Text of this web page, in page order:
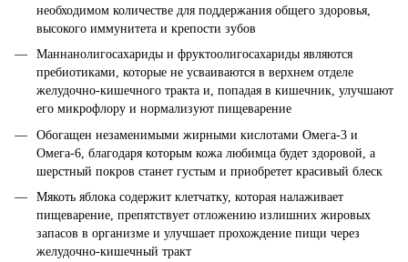
необходимом количестве для поддержания общего здоровья,
высокого иммунитета и крепости зубов
Маннанолигосахариды и фруктоолигосахариды являются
пребиотиками, которые не усваиваются в верхнем отделе
желудочно-кишечного тракта и, попадая в кишечник, улучшают
его микрофлору и нормализуют пищеварение
Обогащен незаменимыми жирными кислотами Омега-3 и
Омега-6, благодаря которым кожа любимца будет здоровой, а
шерстный покров станет густым и приобретет красивый блеск
Мякоть яблока содержит клетчатку, которая налаживает
пищеварение, препятствует отложению излишних жировых
запасов в организме и улучшает прохождение пищи через
желудочно-кишечный тракт